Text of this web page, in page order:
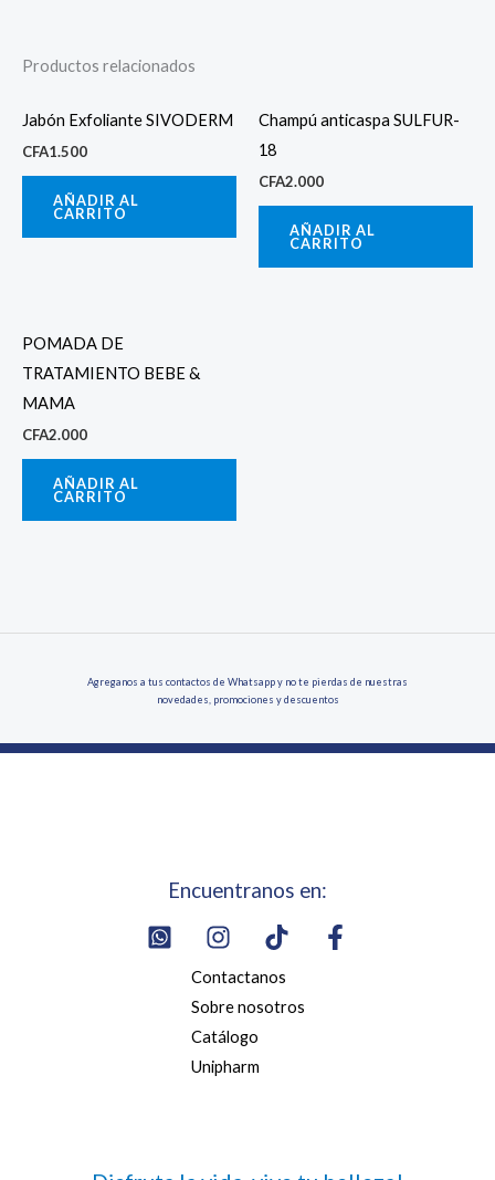
Productos relacionados
Jabón Exfoliante SIVODERM
CFA1.500
AÑADIR AL
CARRITO
Champú anticaspa SULFUR-
18
CFA2.000
AÑADIR AL
CARRITO
POMADA DE
TRATAMIENTO BEBE &
MAMA
CFA2.000
AÑADIR AL
CARRITO
Agreganos a tus contactos de Whatsapp y no te pierdas de nuestras
novedades, promociones y descuentos
Encuentranos en:
Contactanos
Sobre nosotros
Catálogo
Unipharm